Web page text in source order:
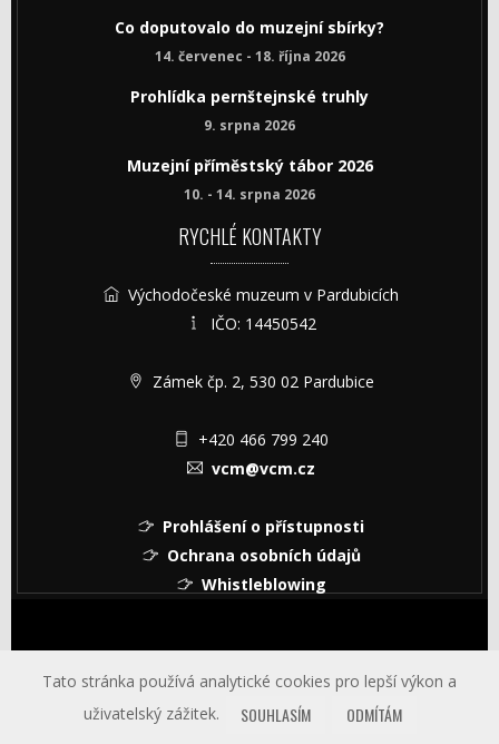
Co doputovalo do muzejní sbírky?
14. červenec - 18. října 2026
Prohlídka pernštejnské truhly
9. srpna 2026
Muzejní příměstský tábor 2026
10. - 14. srpna 2026
RYCHLÉ KONTAKTY
Východočeské muzeum v Pardubicích
IČO: 14450542
Zámek čp. 2, 530 02 Pardubice
+420 466 799 240
vcm@vcm.cz
Prohlášení o přístupnosti
Ochrana osobních údajů
Whistleblowing
© Copyright © 2026 Východočeské muzeum v Pardubicích
Tato stránka používá analytické cookies pro lepší výkon a
uživatelský zážitek.
SOUHLASÍM
ODMÍTÁM